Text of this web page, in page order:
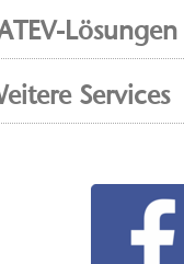
Lösungen
Services